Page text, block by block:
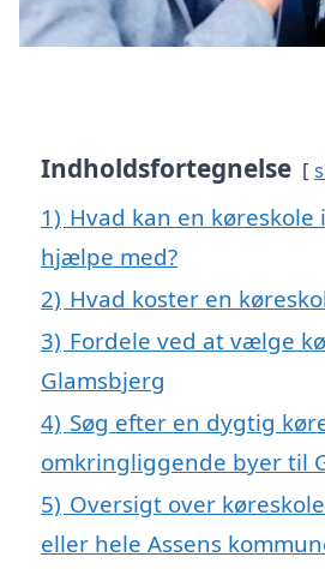
Indholdsfortegnelse
1) Hvad kan en køreskole
hjælpe med?
2) Hvad koster en
3) Fordele ved at vælge
Glamsbjerg
4) Søg efter en dygtig
omkringliggende byer til
5) Oversigt over
eller hele Assens